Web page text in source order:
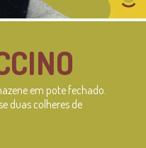
em pote fechado.
duas colheres de